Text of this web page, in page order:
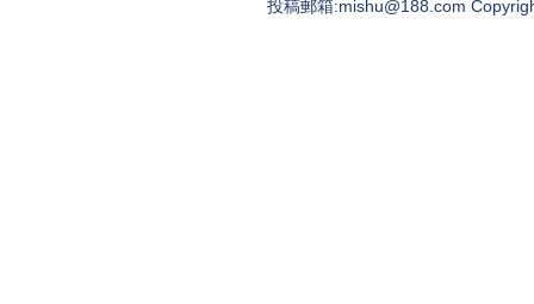
投稿郵箱:mishu@188.com